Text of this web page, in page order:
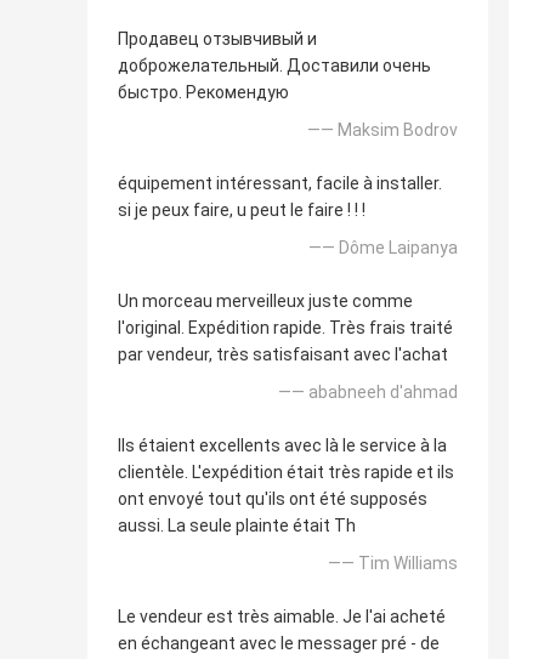
Продавец отзывчивый и
доброжелательный. Доставили очень
быстро. Рекомендую
—— Maksim Bodrov
équipement intéressant, facile à installer.
si je peux faire, u peut le faire ! ! !
—— Dôme Laipanya
Un morceau merveilleux juste comme
l'original. Expédition rapide. Très frais traité
par vendeur, très satisfaisant avec l'achat
—— ababneeh d'ahmad
Ils étaient excellents avec là le service à la
clientèle. L'expédition était très rapide et ils
ont envoyé tout qu'ils ont été supposés
aussi. La seule plainte était Th
—— Tim Williams
Le vendeur est très aimable. Je l'ai acheté
en échangeant avec le messager pré - de